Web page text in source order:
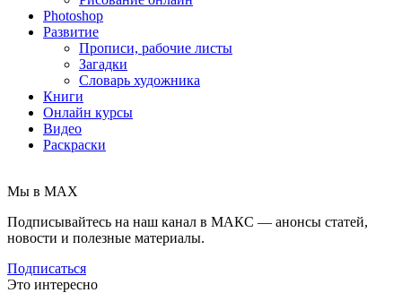
Photoshop
Развитие
Прописи, рабочие листы
Загадки
Словарь художника
Книги
Онлайн курсы
Видео
Раскраски
Мы в MAX
Подписывайтесь на наш канал в МАКС — анонсы статей,
новости и полезные материалы.
Подписаться
Это интересно